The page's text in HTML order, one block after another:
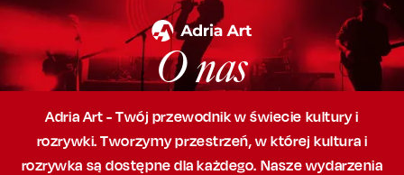
O nas
Adria Art - Twój przewodnik w świecie kultury i
rozrywki. Tworzymy przestrzeń,w której kultura i
rozrywka są dostępne dla każdego. Nasze wydarzenia